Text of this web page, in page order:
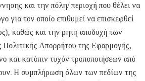
και την πόλη/ περιοχή που θέλει να
για τον οποίο επιθυμεί να επισκεφθεί
καθώς και την ρητή αποδοχή των
Απορρήτου της Εφαρμογής,
και κατόπιν τυχόν τροποποιήσεων από
Η συμπλήρωση όλων των πεδίων της